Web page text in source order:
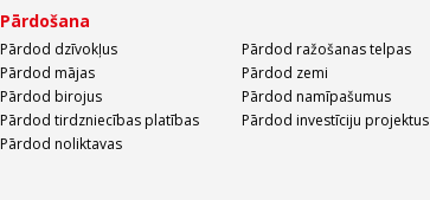
Pārdošana
Pārdod dzīvokļus
Pārdod mājas
Pārdod birojus
Pārdod tirdzniecības platības
Pārdod noliktavas
Pārdod ražošanas telpas
Pārdod zemi
Pārdod namīpašumus
Pārdod investīciju projektus